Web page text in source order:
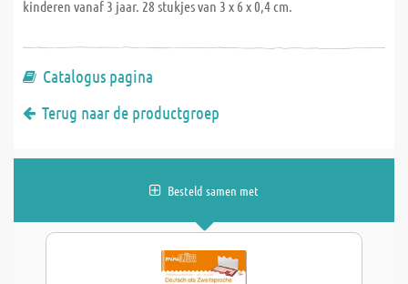
kinderen vanaf 3 jaar. 28 stukjes van 3 x 6 x 0,4 cm.
Catalogus pagina
Terug naar de productgroep
Besteld samen met